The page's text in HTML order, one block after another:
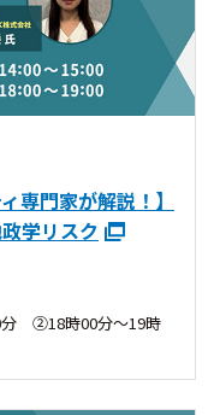
専門家が解説！】
学リスク
分 ②18時00分〜19時